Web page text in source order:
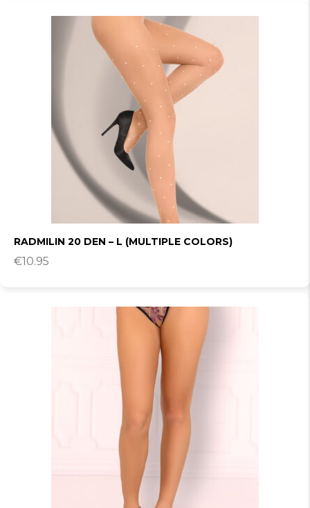
RADMILIN 20 DEN – L (MULTIPLE COLORS)
€10.95